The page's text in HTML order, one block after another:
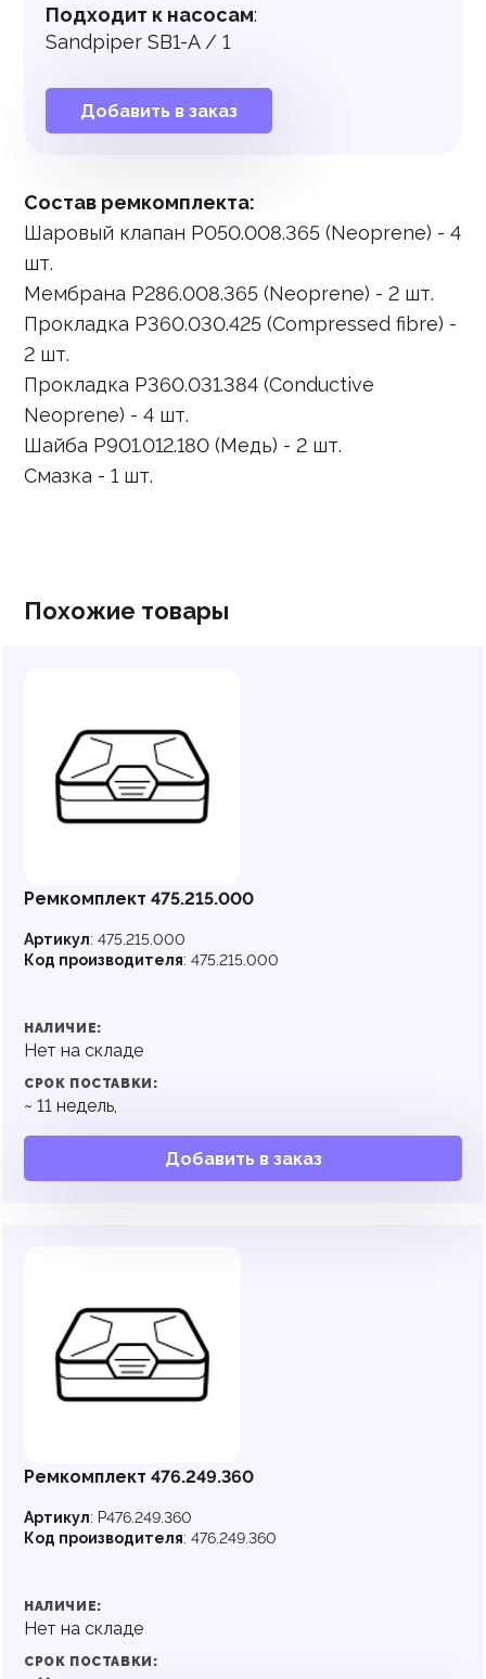
Подходит к насосам:
Sandpiper SB1-A / 1
Добавить в заказ
Состав ремкомплекта:
Шаровый клапан P050.008.365 (Neoprene) - 4
шт.
Мембрана P286.008.365 (Neoprene) - 2 шт.
Прокладка P360.030.425 (Compressed fibre) -
2 шт.
Прокладка P360.031.384 (Conductive
Neoprene) - 4 шт.
Шайба P901.012.180 (Медь) - 2 шт.
Смазка - 1 шт.
Похожие товары
Ремкомплект 475.215.000
Артикул: 475.215.000
Код производителя: 475.215.000
НАЛИЧИЕ:
Нет на складе
СРОК ПОСТАВКИ:
~ 11 недель,
Добавить в заказ
Ремкомплект 476.249.360
Артикул: P476.249.360
Код производителя: 476.249.360
НАЛИЧИЕ:
Нет на складе
СРОК ПОСТАВКИ: